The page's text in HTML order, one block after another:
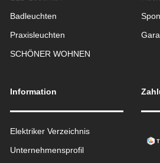
Badleuchten
Praxisleuchten
SCHÖNER WOHNEN
Information
Elektriker Verzeichnis
Unternehmensprofil